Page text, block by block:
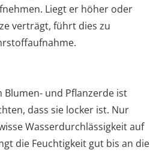
Liegt er höher oder
verträgt, führt dies zu
Blumen- und Pflanzerde ist
dass sie locker ist. Nur
Wasserdurchlässigkeit auf
die Feuchtigkeit gut bis an die